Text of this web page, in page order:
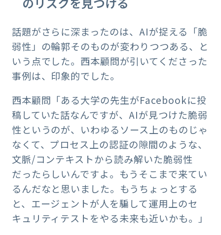
話題がさらに深まったのは、AIが捉える「脆
弱性」の輪郭そのものが変わりつつある、と
いう点でした。西本顧問が引いてくださった
事例は、印象的でした。
西本顧問「ある大学の先生がFacebookに投
稿していた話なんですが、AIが見つけた脆弱
性というのが、いわゆるソース上のものじゃ
なくて、プロセス上の認証の隙間のような、
文脈/コンテキストから読み解いた脆弱性
だったらしいんですよ。もうそこまで来てい
るんだなと思いました。もうちょっとする
と、エージェントが人を騙して運用上のセ
キュリティテストをやる未来も近いかも。」